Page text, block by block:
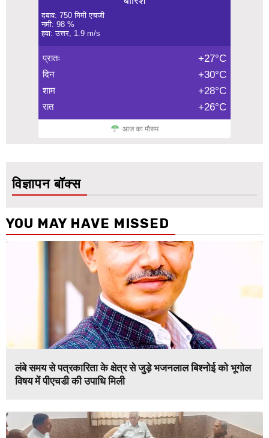
दबाव: 750 मिमी एचजी
नमी: 98 %
हवा: उत्तर, 1.9 m/s
प्रातः +27°C
दिन +30°C
शाम +28°C
रात +26°C
आज का मौसम
विज्ञापन बॉक्स
YOU MAY HAVE MISSED
लंबे समय से पत्रकारिता के क्षेत्र से जुड़े भजनलाल बिश्नोई को भूगोल
विषय में पीएचडी की उपाधि मिली